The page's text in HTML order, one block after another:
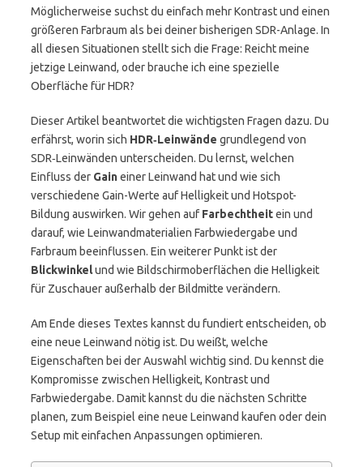
Möglicherweise suchst du einfach mehr Kontrast und einen
größeren Farbraum als bei deiner bisherigen SDR-Anlage. In
all diesen Situationen stellt sich die Frage: Reicht meine
jetzige Leinwand, oder brauche ich eine spezielle
Oberfläche für HDR?
Dieser Artikel beantwortet die wichtigsten Fragen dazu. Du
erfährst, worin sich HDR‑Leinwände grundlegend von
SDR‑Leinwänden unterscheiden. Du lernst, welchen
Einfluss der Gaineiner Leinwand hat und wie sich
verschiedene Gain-Werte auf Helligkeit und Hotspot-
Bildung auswirken. Wir gehen auf Farbechtheitein und
darauf, wie Leinwandmaterialien Farbwiedergabe und
Farbraum beeinflussen. Ein weiterer Punkt ist der
Blickwinkelund wie Bildschirmoberflächen die Helligkeit
für Zuschauer außerhalb der Bildmitte verändern.
Am Ende dieses Textes kannst du fundiert entscheiden, ob
eine neue Leinwand nötig ist. Du weißt, welche
Eigenschaften bei der Auswahl wichtig sind. Du kennst die
Kompromisse zwischen Helligkeit, Kontrast und
Farbwiedergabe. Damit kannst du die nächsten Schritte
planen, zum Beispiel eine neue Leinwand kaufen oder dein
Setup mit einfachen Anpassungen optimieren.